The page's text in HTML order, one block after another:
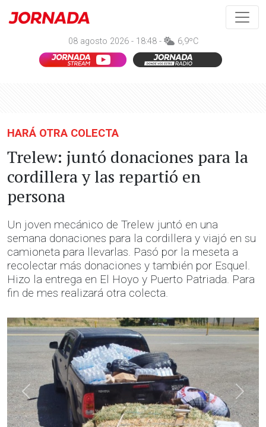
08 agosto 2026 - 18:48 - 6,9ºC
HARÁ OTRA COLECTA
Trelew: juntó donaciones para la
cordillera y las repartió en
persona
Un joven mecánico de Trelew juntó en una
semana donaciones para la cordillera y viajó en su
camioneta para llevarlas. Pasó por la meseta a
recolectar más donaciones y también por Esquel.
Hizo la entrega en El Hoyo y Puerto Patriada. Para
fin de mes realizará otra colecta.
Anterior